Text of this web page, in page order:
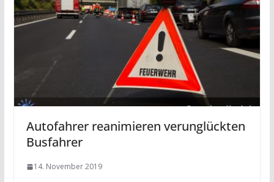
Autofahrer reanimieren verunglückten
Busfahrer
14. November 2019